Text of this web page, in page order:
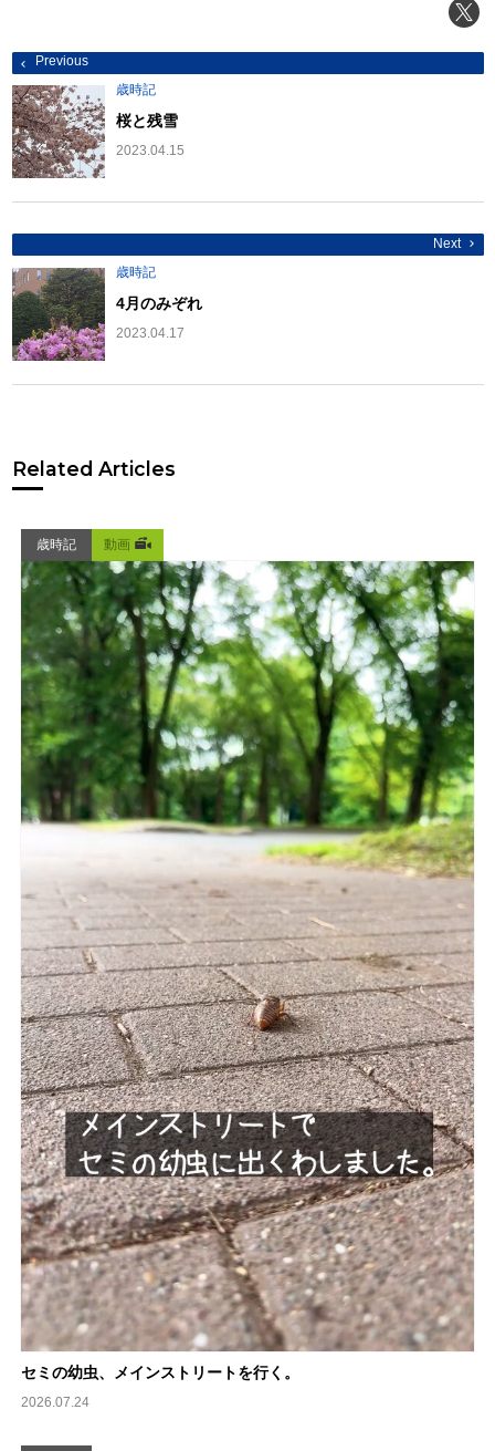
投
稿
ナ
ビ
ゲ
ー
シ
ョ
ン
Previous
歳時記
桜と残雪
2023.04.15
Next
歳時記
4月のみぞれ
2023.04.17
Related Articles
歳時記 動画
セミの幼虫、メインストリートを行く。
2026.07.24